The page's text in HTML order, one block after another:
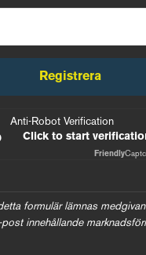
Registrera
Anti-Robot Verification
Click to start
Friendly
formulär lämnas
post innehållande